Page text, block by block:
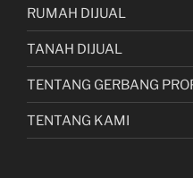
RUMAH DIJUAL
TANAH DIJUAL
TENTANG GERBANG
TENTANG KAMI